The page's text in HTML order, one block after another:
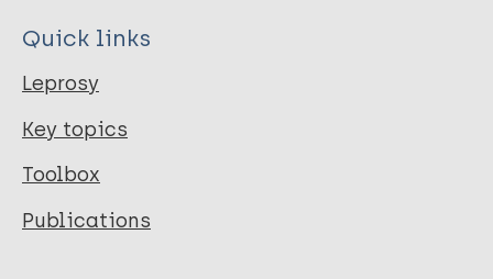
Quick links
Leprosy
Key topics
Toolbox
Publications